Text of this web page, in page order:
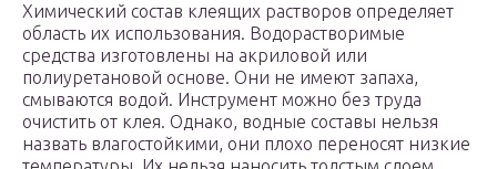
Химический состав клеящих растворов определяет
область их использования. Водорастворимые
средства изготовлены на акриловой или
полиуретановой основе. Они не имеют запаха,
смываются водой. Инструмент можно без труда
очистить от клея. Однако, водные составы нельзя
назвать влагостойкими, они плохо переносят низкие